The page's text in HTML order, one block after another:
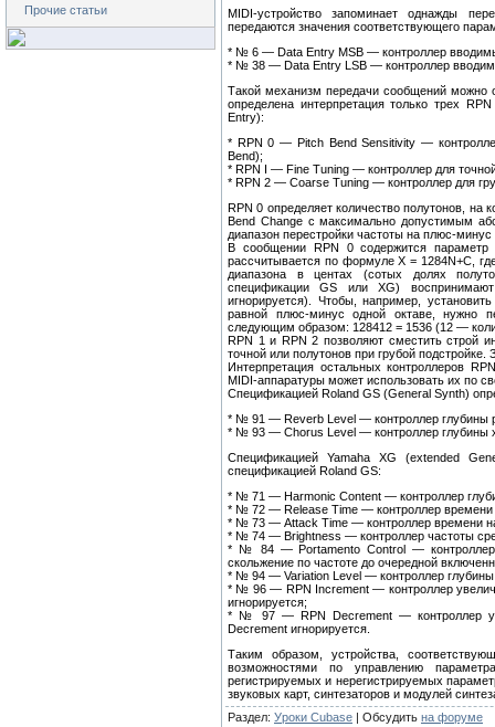
Прочие статьи
MIDI-устройство запоминает однажды
передаются значения соответствующего
* № 6 — Data Entry MSB — контроллер
* № 38 — Data Entry LSB — контроллер
Такой механизм передачи сообщений можно
определена интерпретация только трех
Entry):
* RPN 0 — Pitch Bend Sensitivity —
Bend);
* RPN I — Fine Tuning — контроллер для
* RPN 2 — Coarse Tuning — контроллер для
RPN 0 определяет количество полутонов,
Bend Change с максимально допустимым
диапазон перестройки частоты на плюс-минус
В сообщении RPN 0 содержится
рассчитывается по формуле X = 1284N+C,
диапазона в центах (сотых долях
спецификации GS или XG)
игнорируется). Чтобы, например,
равной плюс-минус одной октаве, нужно
следующим образом: 128412 = 1536 (12 —
RPN 1 и RPN 2 позволяют сместить строй
точной или полутонов при грубой
Интерпретация остальных контроллеров
MIDI-аппаратуры может использовать их по
Спецификацией Roland GS (General Synth)
* № 91 — Reverb Level — контроллер глубины
* № 93 — Chorus Level — контроллер глубины
Спецификацией Yamaha XG (extended
спецификацией Roland GS:
* № 71 — Harmonic Content — контроллер
* № 72 — Release Time — контроллер времени
* № 73 — Attack Time — контроллер времени
* № 74 — Brightness — контроллер частоты
* № 84 — Portamento Control — контроллер
скольжение по частоте до очередной
* № 94 — Variation Level — контроллер
* № 96 — RPN Increment — контроллер
игнорируется;
* № 97 — RPN Decrement — контроллер
Decrement игнорируется.
Таким образом, устройства,
возможностями по управлению
регистрируемых и нерегистрируемых
звуковых карт, синтезаторов и модулей
Раздел: Уроки Cubase | Обсудить на форуме